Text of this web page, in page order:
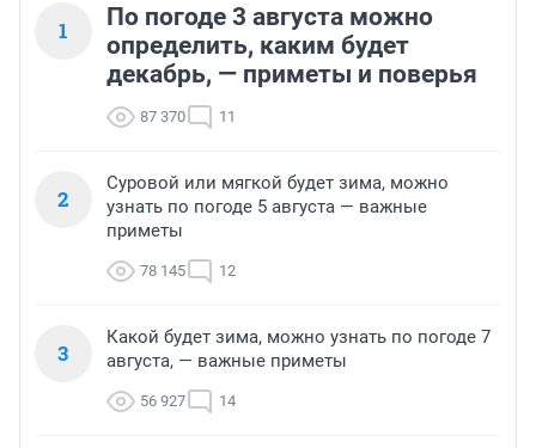
1
По погоде 3 августа можно
определить, каким будет
декабрь, — приметы и поверья
87 370 11
2
Суровой или мягкой будет зима, можно
узнать по погоде 5 августа — важные
приметы
78 145 12
3
Какой будет зима, можно узнать по погоде 7
августа, — важные приметы
56 927 14